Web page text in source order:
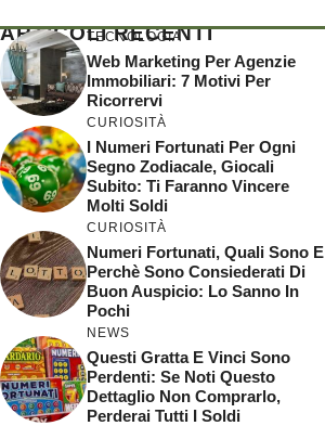
ARTICOLI RECENTI
TECNOLOGIA
Web Marketing Per Agenzie
Immobiliari: 7 Motivi Per
Ricorrervi
CURIOSITÀ
I Numeri Fortunati Per Ogni
Segno Zodiacale, Giocali
Subito: Ti Faranno Vincere
Molti Soldi
CURIOSITÀ
Numeri Fortunati, Quali Sono E
Perchè Sono Consiederati Di
Buon Auspicio: Lo Sanno In
Pochi
NEWS
Questi Gratta E Vinci Sono
Perdenti: Se Noti Questo
Dettaglio Non Comprarlo,
Perderai Tutti I Soldi